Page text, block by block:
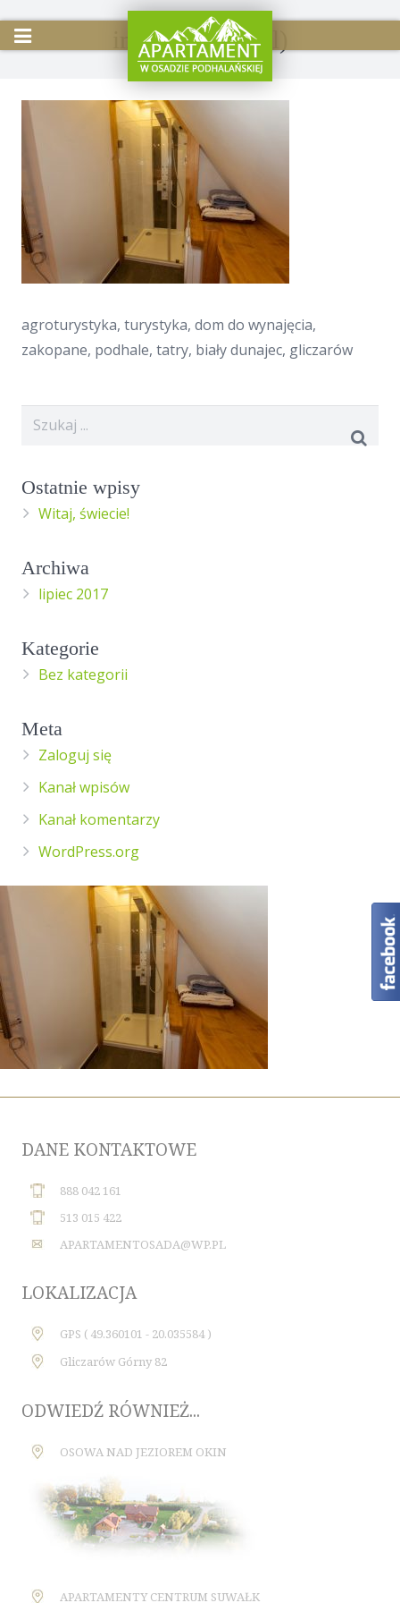
Apartament
Oferta
Atrakcje w okolicy
Galeria
Wirtualny spacer
Kontakt
Rezerwacja
image22 (Small)
agroturystyka, turystyka, dom do wynajęcia,
zakopane, podhale, tatry, biały dunajec, gliczarów
Ostatnie wpisy
Witaj, świecie!
Archiwa
lipiec 2017
Kategorie
Bez kategorii
Meta
Zaloguj się
Kanał wpisów
Kanał komentarzy
WordPress.org
DANE KONTAKTOWE
888 042 161
513 015 422
APARTAMENTOSADA@WP.PL
LOKALIZACJA
GPS ( 49.360101 - 20.035584 )
Gliczarów Górny 82
ODWIEDŹ RÓWNIEŻ...
OSOWA NAD JEZIOREM OKIN
APARTAMENTY CENTRUM SUWAŁK